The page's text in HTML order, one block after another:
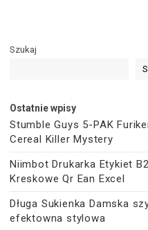
Szukaj
Ostatnie wpisy
Stumble Guys 5-PAK
Cereal Killer Mystery
Niimbot Drukarka Etykiet
Kreskowe Qr Ean Excel
Długa Sukienka Damska
efektowna stylowa